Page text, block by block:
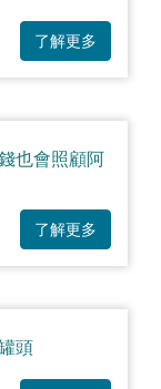
了解更多
也會照顧阿
了解更多
頭